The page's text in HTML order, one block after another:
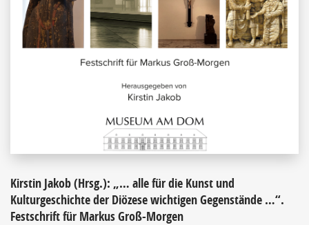
Kirstin Jakob (Hrsg.): „… alle für die Kunst und
Kulturgeschichte der Diözese wichtigen Gegenstände …“.
Festschrift für Markus Groß-Morgen